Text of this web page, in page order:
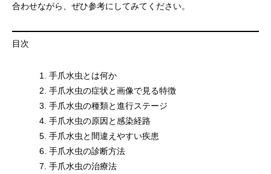
合わせながら、ぜひ参考にしてみてください。
目次
手爪水虫とは何か
手爪水虫の症状と画像で見る特徴
手爪水虫の種類と進行ステージ
手爪水虫の原因と感染経路
手爪水虫と間違えやすい疾患
手爪水虫の診断方法
手爪水虫の治療法